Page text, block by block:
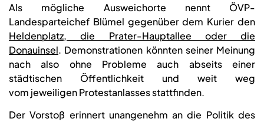
Als mögliche Ausweichorte nennt ÖVP-
Landesparteichef Blümel gegenüber dem Kurier den
Heldenplatz, die Prater-Hauptallee oder die
Donauinsel. Demonstrationen könnten seiner Meinung
nach also ohne Probleme auch abseits einer
städtischen Öffentlichkeit und weit weg
vom jeweiligen Protestanlasses stattfinden.
Der Vorstoß erinnert unangenehm an die Politik des